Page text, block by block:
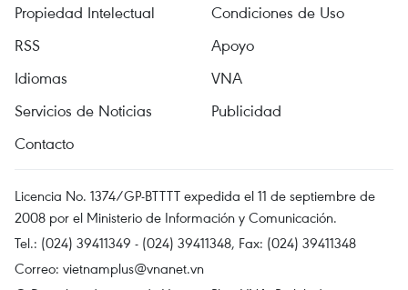
Propiedad Intelectual
Condiciones de Uso
RSS
Apoyo
Idiomas
VNA
Servicios de Noticias
Publicidad
Contacto
Licencia No. 1374/GP-BTTTT expedida el 11 de septiembre de
2008 por el Ministerio de Información y Comunicación.
Tel.: (024) 39411349 - (024) 39411348, Fax: (024) 39411348
Correo: vietnamplus@vnanet.vn